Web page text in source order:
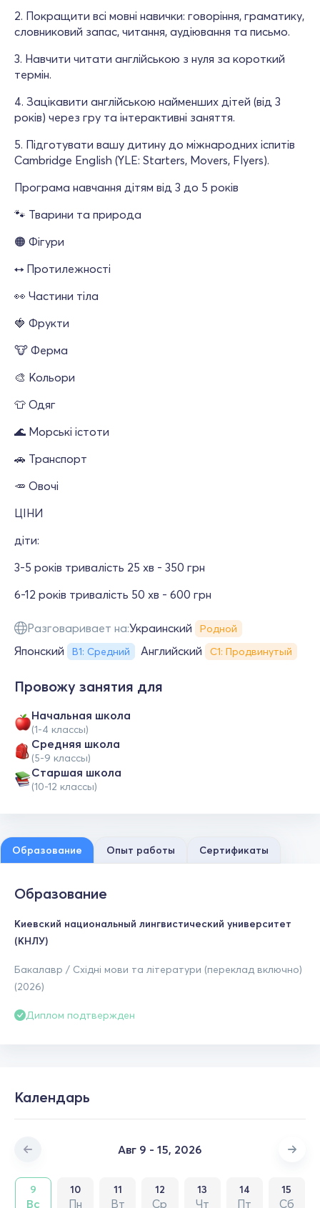
2. Покращити всі мовні навички: говоріння, граматику,
словниковий запас, читання, аудіювання та письмо.
3. Навчити читати англійською з нуля за короткий
термін.
4. Зацікавити англійською найменших дітей (від 3
років) через гру та інтерактивні заняття.
5. Підготувати вашу дитину до міжнародних іспитів
Cambridge English (YLE: Starters, Movers, Flyers).
Програма навчання дітям від 3 до 5 років
🐾 Тварини та природа
🟠 Фігури
↔️ Протилежності
👀 Частини тіла
🍓 Фрукти
🐮 Ферма
🎨 Кольори
👕 Одяг
🌊 Морські істоти
🚗 Транспорт
🥕 Овочі
ЦІНИ
діти:
3-5 років тривалість 25 хв - 350 грн
6-12 років тривалість 50 хв - 600 грн
Разговаривает на:Украинский Родной
Японский В1: Средний Английский С1: Продвинутый
Провожу занятия для
Начальная школа
(1-4 классы)
Средняя школа
(5-9 классы)
Cтаршая школа
(10-12 классы)
Образование Опыт работы Сертификаты
Образование
Киевский национальный лингвистический университет
(КНЛУ)
Бакалавр / Східні мови та літератури (переклад включно)
(2026)
Диплом подтвержден
Календарь
Авг 9 - 15, 2026
9
Вс
10
Пн
11
Вт
12
Ср
13
Чт
14
Пт
15
Сб